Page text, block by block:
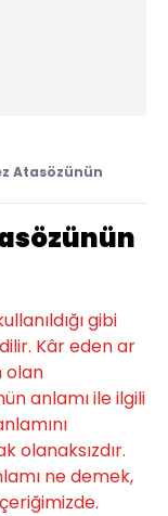
Atasözünün
gibi
Kâr eden ar
olan
anlamı ile ilgili
olanaksızdır.
ne demek,